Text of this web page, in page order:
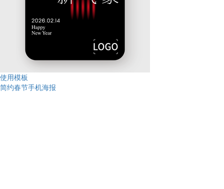
使用模板
简约春节手机海报